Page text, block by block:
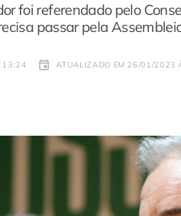
foi referendado pelo
passar pela
13:24 ATUALIZADO EM 26/01/2023